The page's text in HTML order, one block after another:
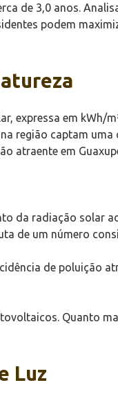
de 3,0 anos.
podem
expressa em kWh/
região captam
atraente em
da radiação solar
de um número
de poluição
Quanto
Luz